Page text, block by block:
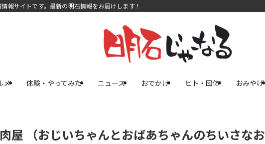
報サイトです。最新の明石情報をお届けします！
メ 体験・やってみた ニュース おでかけ ヒト・団体 おみやげ
屋 （おじいちゃんとおばあちゃんのちいさなお